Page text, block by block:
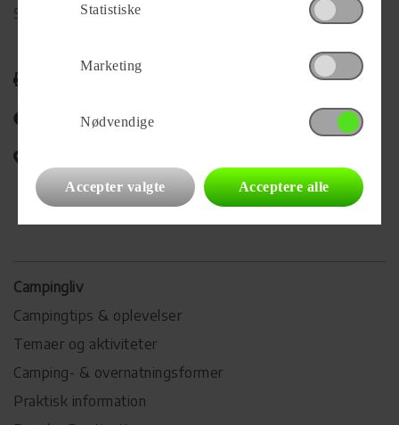
Se alle vogne for forhandleren
Del på Facebook
Campingliv
Campingtips & oplevelser
Temaer og aktiviteter
Camping- & overnatningsformer
Praktisk information
Statistiske
Marketing
Nødvendige
Accepter valgte Acceptere alle